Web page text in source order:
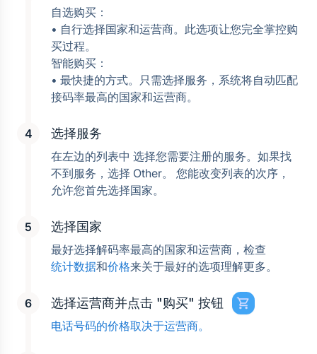
自选购买：
• 自行选择国家和运营商。此选项让您完全掌控购
买过程。
智能购买：
• 最快捷的方式。只需选择服务，系统将自动匹配
接码率最高的国家和运营商。
选择服务
在左边的列表中 选择您需要注册的服务。如果找
不到服务，选择 Other。 您能改变列表的次序，
允许您首先选择国家。
选择国家
最好选择解码率最高的国家和运营商，检查
统计数据和价格来关于最好的选项理解更多。
选择运营商并点击 "购买" 按钮
电话号码的价格取决于运营商。